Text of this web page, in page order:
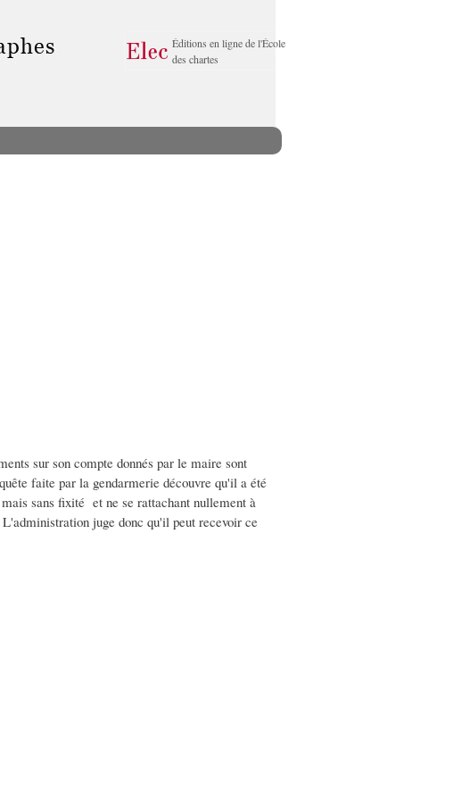
Éditions en ligne de l'École
des chartes
sur son compte donnés par le maire sont
faite par la gendarmerie découvre qu'il a été
sans fixité et ne se rattachant nullement à
juge donc qu'il peut recevoir ce